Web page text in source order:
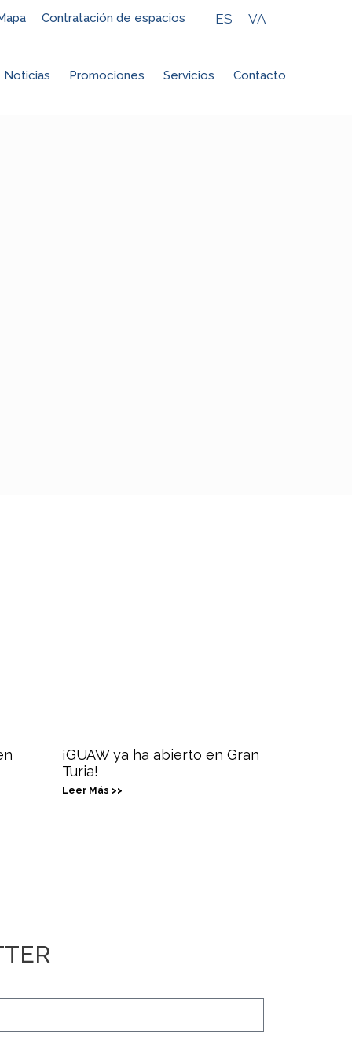
Contratación de espacios ES VA
Noticias Promociones Servicios Contacto
¡GUAW ya ha abierto en Gran
Turia!
Leer Más >>